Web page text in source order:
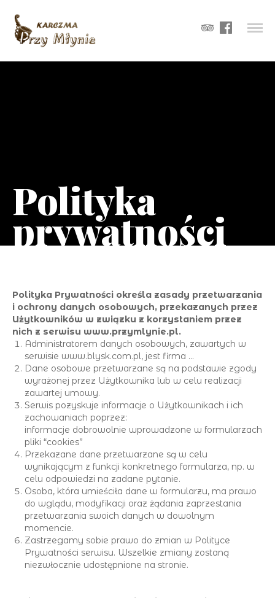
Polityka
prywatności
Polityka Prywatności określa zasady przetwarzania
i ochrony danych osobowych, przekazanych przez
Użytkowników w związku z korzystaniem przez
nich z serwisu www.przymlynie.pl.
Administratorem danych osobowych, zawartych w
serwisie www.blysk.com.pl, jest firma ...
Dane osobowe przetwarzane są na podstawie zgody
wyrażonej przez Użytkownika lub w celu realizacji
zawartej umowy.
Serwis pozyskuje informacje o Użytkownikach i ich
zachowaniach poprzez:
informacje dobrowolnie wprowadzone w formularzach
pliki “cookies”
Przekazane dane przetwarzane są w celu
wynikającym z funkcji konkretnego formularza, np. w
celu odpowiedzi na zadane pytanie.
Osoba, która umieściła dane w formularzu, ma prawo
do wglądu, modyfikacji oraz żądania zaprzestania
przetwarzania swoich danych w dowolnym
momencie.
Zastrzegamy sobie prawo do zmian w Polityce
Prywatności serwisu. Wszelkie zmiany zostaną
niezwłocznie udostępnione na stronie.